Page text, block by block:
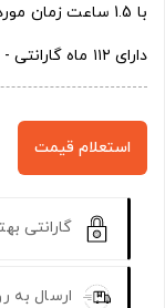
با 1.5 ساعت زمان مورد نیاز برای شارژ باطری
دارای ۱۱۲ ماه گارانتی - محصول کشور چین
استعلام قیمت
گارانتی
ارسال به